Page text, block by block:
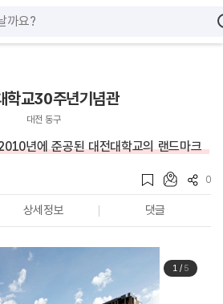
학교30주년기념관
대전 동구
년에 준공된 대전대학교의 랜드마크
0
상세정보 댓글
1/ 5